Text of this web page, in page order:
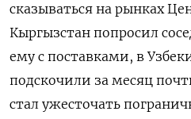
сказываться на рынках
Кыргызстан попросил
ему с поставками, в
подскочили за месяц
стал ужесточать